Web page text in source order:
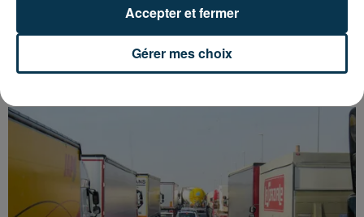
L’ASSE RÉDUIT FACE À SOCHAUX, UNE
Gérer mes choix
Accepter et fermer